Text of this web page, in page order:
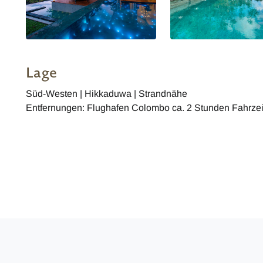
Lage
Süd-Westen | Hikkaduwa | Strandnähe
Entfernungen: Flughafen Colombo ca. 2 Stunden